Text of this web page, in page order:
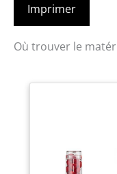
Imprimer
Où trouver le